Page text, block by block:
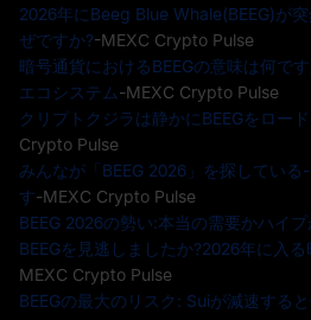
2026年にBeeg Blue Whale(BEEG)が
ぜですか?-MEXC Crypto Pulse
暗号通貨におけるBEEGの意味は何で
エコシステム-MEXC Crypto Pulse
クリプトクジラは静かにBEEGをロー
Crypto Pulse
みんなが「BEEG 2026」を探している
す-MEXC Crypto Pulse
BEEG 2026の勢い:本当の需要かハイプ
BEEGを見逃しましたか?2026年に入
MEXC Crypto Pulse
BEEGの最大のリスク: Suiが減速する